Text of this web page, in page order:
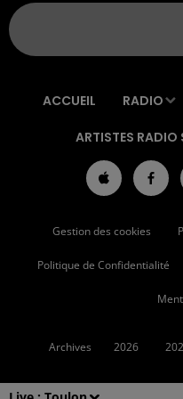
ACCUEIL RADIO
ARTISTES RADIO
Gestion des cookies
Politique de Confidentialité
Archives 2026